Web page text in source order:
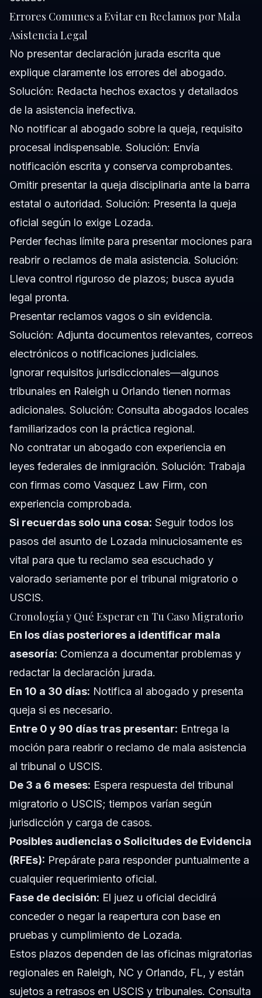
Errores Comunes a Evitar en Reclamos por Mala
Asistencia Legal
No presentar declaración jurada escrita que
explique claramente los errores del abogado.
Solución: Redacta hechos exactos y detallados
de la asistencia inefectiva.
No notificar al abogado sobre la queja, requisito
procesal indispensable. Solución: Envía
notificación escrita y conserva comprobantes.
Omitir presentar la queja disciplinaria ante la barra
estatal o autoridad. Solución: Presenta la queja
oficial según lo exige Lozada.
Perder fechas límite para presentar mociones para
reabrir o reclamos de mala asistencia. Solución:
Lleva control riguroso de plazos; busca ayuda
legal pronta.
Presentar reclamos vagos o sin evidencia.
Solución: Adjunta documentos relevantes, correos
electrónicos o notificaciones judiciales.
Ignorar requisitos jurisdiccionales—algunos
tribunales en Raleigh u Orlando tienen normas
adicionales. Solución: Consulta abogados locales
familiarizados con la práctica regional.
No contratar un abogado con experiencia en
leyes federales de inmigración. Solución: Trabaja
con firmas como Vasquez Law Firm, con
experiencia comprobada.
Si recuerdas solo una cosa: Seguir todos los
pasos del asunto de Lozada minuciosamente es
vital para que tu reclamo sea escuchado y
valorado seriamente por el tribunal migratorio o
USCIS.
Cronología y Qué Esperar en Tu Caso Migratorio
En los días posteriores a identificar mala
asesoría: Comienza a documentar problemas y
redactar la declaración jurada.
En 10 a 30 días: Notifica al abogado y presenta
queja si es necesario.
Entre 0 y 90 días tras presentar: Entrega la
moción para reabrir o reclamo de mala asistencia
al tribunal o USCIS.
De 3 a 6 meses: Espera respuesta del tribunal
migratorio o USCIS; tiempos varían según
jurisdicción y carga de casos.
Posibles audiencias o Solicitudes de Evidencia
(RFEs): Prepárate para responder puntualmente a
cualquier requerimiento oficial.
Fase de decisión: El juez u oficial decidirá
conceder o negar la reapertura con base en
pruebas y cumplimiento de Lozada.
Estos plazos dependen de las oficinas migratorias
regionales en Raleigh, NC y Orlando, FL, y están
sujetos a retrasos en USCIS y tribunales. Consulta